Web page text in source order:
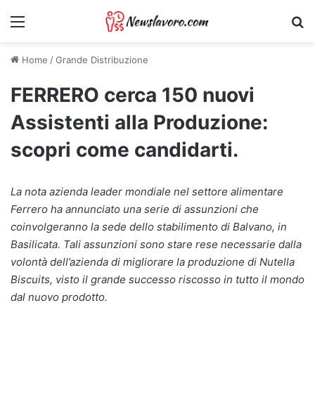
Menu
Home /Grande Distribuzione
FERRERO cerca 150 nuovi
Assistenti alla Produzione:
scopri come candidarti.
La nota azienda leader mondiale nel settore alimentare
Ferrero ha annunciato una serie di assunzioni che
coinvolgeranno la sede dello stabilimento di Balvano, in
Basilicata. Tali assunzioni sono stare rese necessarie dalla
volontà dell’azienda di migliorare la produzione di Nutella
Biscuits, visto il grande successo riscosso in tutto il mondo
dal nuovo prodotto.